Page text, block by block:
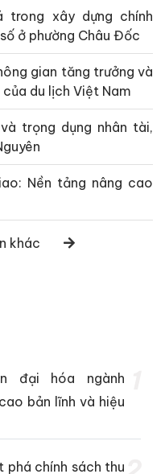
xây dựng chính
ở phường Châu Đốc
gian tăng trưởng và
du lịch Việt Nam
trọng dụng nhân tài,
Nền tảng nâng cao
khác
đại hóa ngành
bản lĩnh và hiệu
phá chính sách thu